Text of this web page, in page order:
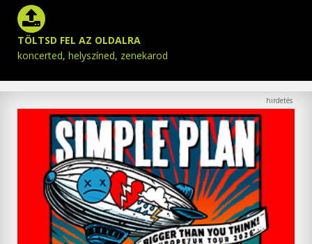
TÖLTSD FEL AZ OLDALRA
koncerted, helyszíned, zenekarod